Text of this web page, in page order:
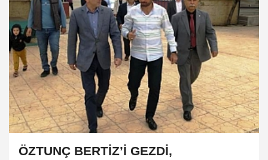
ÖZTUNÇ BERTİZ’İ GEZDİ,